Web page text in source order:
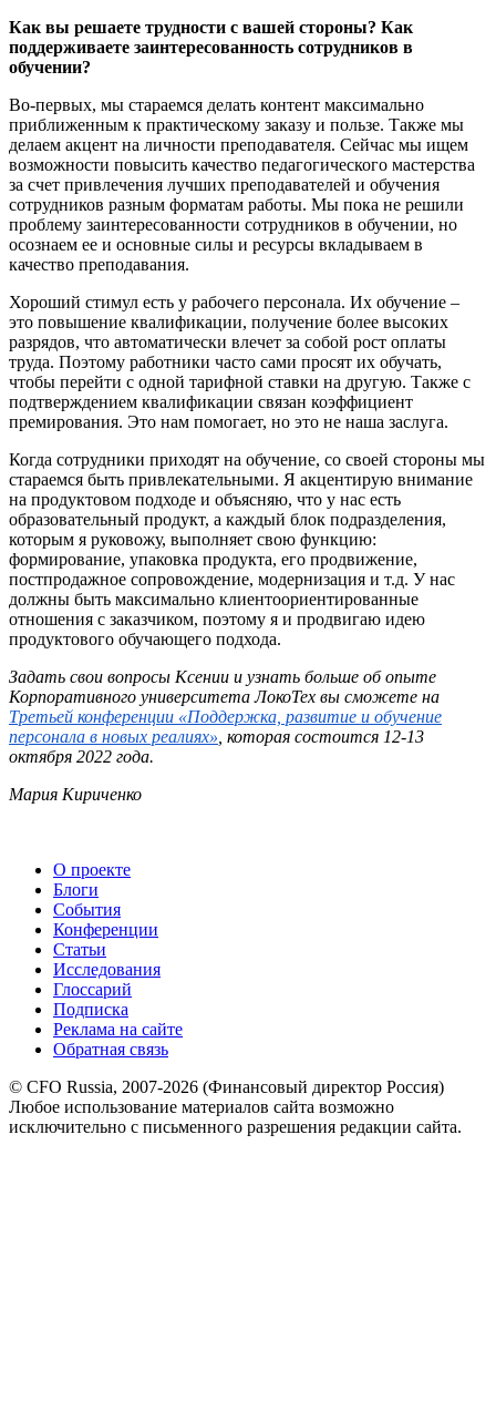
Как вы решаете трудности с вашей стороны? Как
поддерживаете заинтересованность сотрудников в
обучении?
Во-первых, мы стараемся делать контент максимально
приближенным к практическому заказу и пользе. Также мы
делаем акцент на личности преподавателя. Сейчас мы ищем
возможности повысить качество педагогического мастерства
за счет привлечения лучших преподавателей и обучения
сотрудников разным форматам работы. Мы пока не решили
проблему заинтересованности сотрудников в обучении, но
осознаем ее и основные силы и ресурсы вкладываем в
качество преподавания.
Хороший стимул есть у рабочего персонала. Их обучение –
это повышение квалификации, получение более высоких
разрядов, что автоматически влечет за собой рост оплаты
труда. Поэтому работники часто сами просят их обучать,
чтобы перейти с одной тарифной ставки на другую. Также с
подтверждением квалификации связан коэффициент
премирования. Это нам помогает, но это не наша заслуга.
Когда сотрудники приходят на обучение, со своей стороны мы
стараемся быть привлекательными. Я акцентирую внимание
на продуктовом подходе и объясняю, что у нас есть
образовательный продукт, а каждый блок подразделения,
которым я руковожу, выполняет свою функцию:
формирование, упаковка продукта, его продвижение,
постпродажное сопровождение, модернизация и т.д. У нас
должны быть максимально клиентоориентированные
отношения с заказчиком, поэтому я и продвигаю идею
продуктового обучающего подхода.
Задать свои вопросы Ксении и узнать больше об опыте
Корпоративного университета ЛокоТех вы сможете на
Третьей конференции «Поддержка, развитие и обучение
персонала в новых реалиях» , которая состоится 12-13
октября 2022 года.
Мария Кириченко
О проекте
Блоги
События
Конференции
Статьи
Исследования
Глоссарий
Подписка
Реклама на сайте
Обратная связь
© CFO Russia, 2007-2026 (Финансовый директор Россия)
Любое использование материалов сайта возможно
исключительно с письменного разрешения редакции сайта.